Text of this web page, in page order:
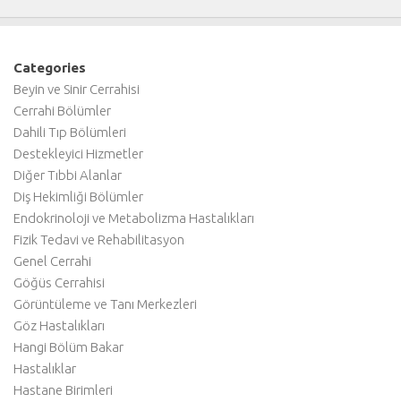
Categories
Beyin ve Sinir Cerrahisi
Cerrahi Bölümler
Dahili Tıp Bölümleri
Destekleyici Hizmetler
Diğer Tıbbi Alanlar
Diş Hekimliği Bölümler
Endokrinoloji ve Metabolizma Hastalıkları
Fizik Tedavi ve Rehabilitasyon
Genel Cerrahi
Göğüs Cerrahisi
Görüntüleme ve Tanı Merkezleri
Göz Hastalıkları
Hangi Bölüm Bakar
Hastalıklar
Hastane Birimleri